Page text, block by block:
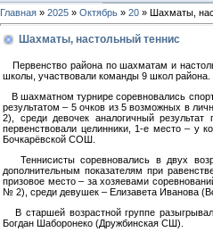
Главная » 2025 » Октябрь » 20 » Шахматы,
Шахматы, настольный теннис
Первенство района по шахматам и
школы, участвовали команды 9 школ района.
В шахматном турнире соревновались
результатом – 5 очков из 5 возможных в
2), среди девочек аналогичный
первенствовали целинники, 1-е место –
Бочкарёвской СОШ.
Теннисисты соревновались в двух
дополнительным показателям при
призовое место – за хозяевами
№ 2), среди девушек – Елизавета Иванова
В старшей возрастной группе
Богдан Шаборонеко (Дружбинская СШ).